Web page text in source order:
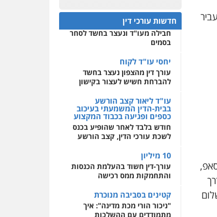
פלילי פשיעה חמורה זכויות
אדם
0527448141
חליל ביאדי – משרד
עורכי דין
פלילי דיני תעבורה מעצרים
וחקירות פשיעה חמורה
0509636895
עו"ד איהאב זבידאת
פלילי פשיעה חמורה ארגוני
פשע עבירות המתה
0509930581
עו"ד יפעת שוורץ סיל
פלילי תעבורה
0523379525
0522508109
אחסון אתרים
לעורכי דין
אסירים עבירות מין
שירותים מקצועיים לעורכי
דין
0544500346
חדשות עורכי דין
חפץ חשוד
עצור בתיק ניסיון רצח קיבל
חבילה מעו"ד ונעצר בחשד לסחר
בסמים
יחסי עו"ד לקוח
עורך דין מהצפון נעצר בחשד
להברחת חשיש לעצור בקישון
עו"ד ליאור קצב הורשע
בבית-הדין המשמעתי בעיכוב
כספים ופגיעה בכבוד המקצוע
חודש בלבד לאחר שהופיע בכנס
לשכת עורכי הדין, קצב הורשע
10 מיליון
עורך-דין חשוד בהעלמת הכנסות
והתחמקות ממס רכישה
קטינים בסביבה מנוכרת
"ניכור הורי מכת מדינה": איך
מתמודדים עם ההשלכות